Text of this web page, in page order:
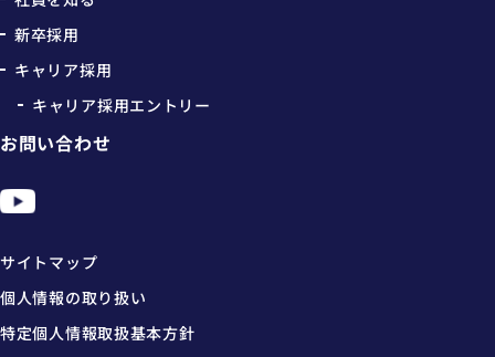
新卒採用
キャリア採用
キャリア採用エントリー
お問い合わせ
サイトマップ
個人情報の取り扱い
特定個人情報取扱基本方針